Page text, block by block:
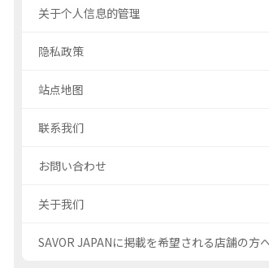
关于个人信息的管理
隐私政策
站点地图
联系我们
お問い合わせ
关于我们
SAVOR JAPANに掲載を希望される店舗の方